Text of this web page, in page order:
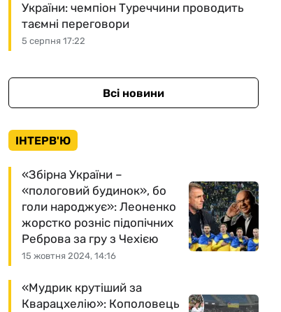
5 серпня 17:22
України: чемпіон Туреччини проводить
таємні переговори
Всі новини
ІНТЕРВ'Ю
15 жовтня 2024, 14:16
«Збірна України –
«пологовий будинок», бо
голи народжує»: Леоненко
жорстко розніс підопічних
Реброва за гру з Чехією
«Мудрик крутіший за
Кварацхелію»: Кополовець